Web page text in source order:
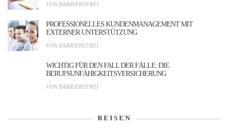
VON BARRIEREFREI
PROFESSIONELLES KUNDENMANAGEMENT MIT
EXTERNER UNTERSTÜTZUNG
VON BARRIEREFREI
WICHTIG FÜR DEN FALL DER FÄLLE: DIE
BERUFSUNFÄHIGKEITSVERSICHERUNG
VON BARRIEREFREI
REISEN